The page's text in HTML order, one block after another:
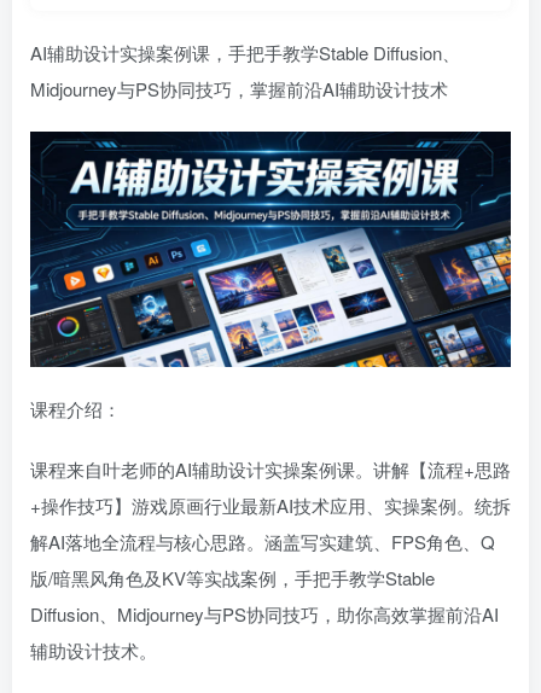
AI辅助设计实操案例课，手把手教学Stable Diffusion、
Midjourney与PS协同技巧，掌握前沿AI辅助设计技术
课程介绍：
课程来自叶老师的AI辅助设计实操案例课。讲解【流程+思路
+操作技巧】游戏原画行业最新AI技术应用、实操案例。统拆
解AI落地全流程与核心思路。涵盖写实建筑、FPS角色、Q
版/暗黑风角色及KV等实战案例，手把手教学Stable
Diffusion、Midjourney与PS协同技巧，助你高效掌握前沿AI
辅助设计技术。